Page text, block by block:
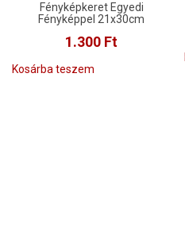
Fényképkeret Egyedi
Fényképpel 21x30cm
1.300 Ft
Kosárba teszem